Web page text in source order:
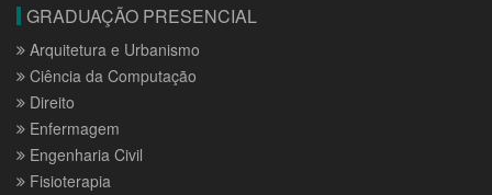
GRADUAÇÃO PRESENCIAL
Arquitetura e Urbanismo
Ciência da Computação
Direito
Enfermagem
Engenharia Civil
Fisioterapia